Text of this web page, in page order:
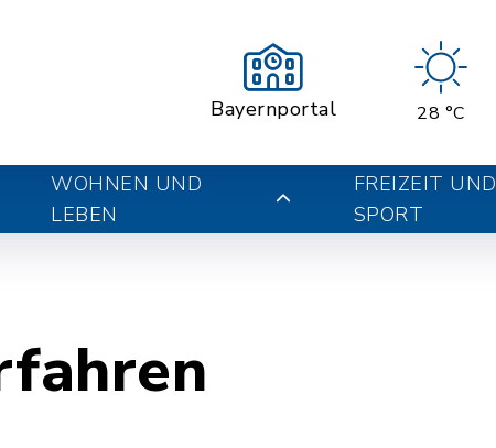
Bayernportal 28 °C
WOHNEN UND
LEBEN
FREIZEIT UND
SPORT